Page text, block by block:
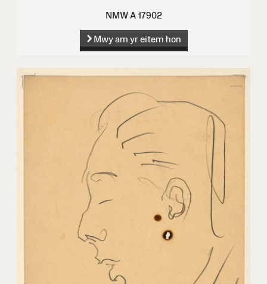
NMW A 17902
Mwy am yr eitem hon